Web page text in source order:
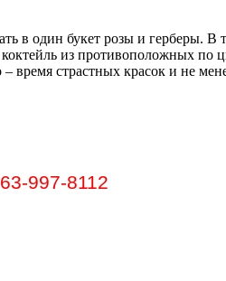
в один букет розы и герберы.
из противоположных по
– время страстных красок и не
997-8112